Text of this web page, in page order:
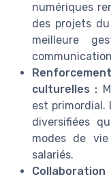
numériques
des projets
meilleure
culturelles :
est primordial.
diversifiées
modes de
salariés.